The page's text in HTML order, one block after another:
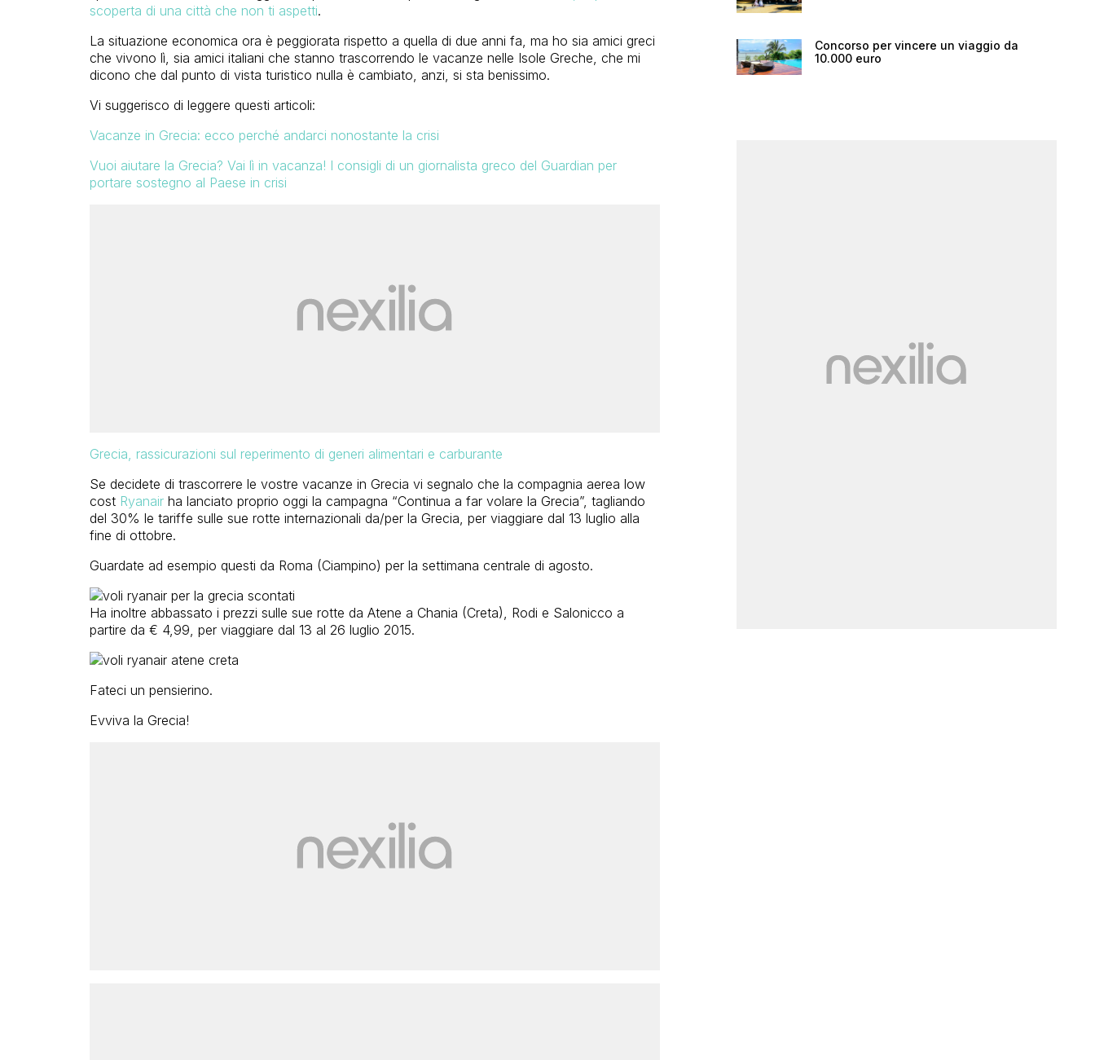
scoperta di una città che non ti aspetti.
La situazione economica ora è peggiorata rispetto a quella di due anni fa, ma ho sia amici greci
che vivono lì, sia amici italiani che stanno trascorrendo le vacanze nelle Isole Greche, che mi
dicono che dal punto di vista turistico nulla è cambiato, anzi, si sta benissimo.
Vi suggerisco di leggere questi articoli:
Vacanze in Grecia: ecco perché andarci nonostante la crisi
Vuoi aiutare la Grecia? Vai lì in vacanza! I consigli di un giornalista greco del Guardian per
portare sostegno al Paese in crisi
Grecia, rassicurazioni sul reperimento di generi alimentari e carburante
Se decidete di trascorrere le vostre vacanze in Grecia vi segnalo che la compagnia aerea low
cost Ryanairha lanciato proprio oggi la campagna “Continua a far volare la Grecia”, tagliando
del 30% le tariffe sulle sue rotte internazionali da/per la Grecia, per viaggiare dal 13 luglio alla
fine di ottobre.
Guardate ad esempio questi da Roma (Ciampino) per la settimana centrale di agosto.
Ha inoltre abbassato i prezzi sulle sue rotte da Atene a Chania (Creta), Rodi e Salonicco a
partire da € 4,99, per viaggiare dal 13 al 26 luglio 2015.
Fateci un pensierino.
Evviva la Grecia!
Concorso per vincere un viaggio da
10.000 euro